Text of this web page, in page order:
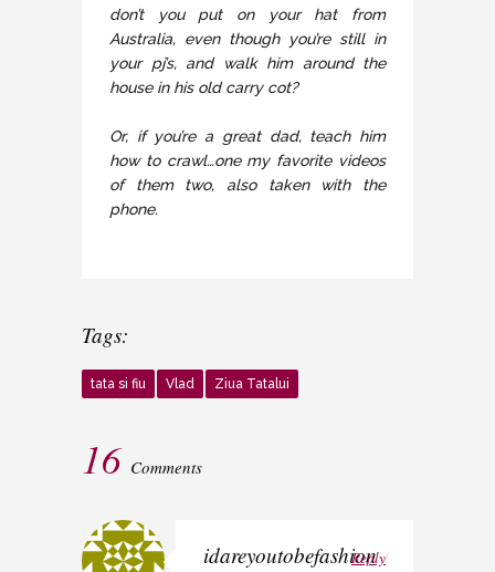
don’t you put on your hat from
Australia, even though you’re still in
your pj’s, and walk him around the
house in his old carry cot?
Or, if you’re a great dad, teach him
how to crawl…one my favorite videos
of them two, also taken with the
phone.
Tags:
tata si fiu Vlad Ziua Tatalui
16 Comments
idareyoutobefashion /
Reply